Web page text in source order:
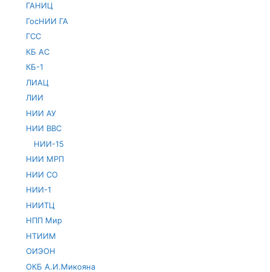
ГАНИЦ
ГосНИИ ГА
ГСС
КБ АС
КБ-1
ЛИАЦ
ЛИИ
НИИ АУ
НИИ ВВС
НИИ-15
НИИ МРП
НИИ СО
НИИ-1
НИИТЦ
НПП Мир
НТИИМ
ОИЭОН
ОКБ А.И.Микояна